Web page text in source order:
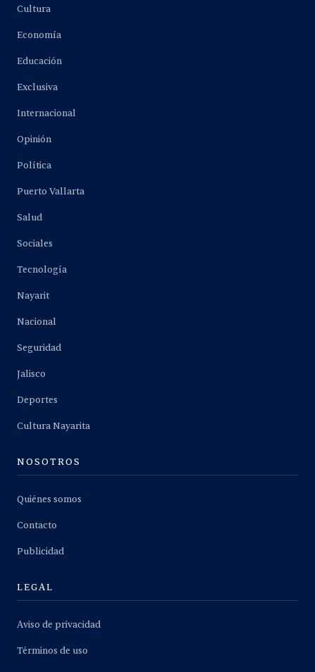
Cultura
Economía
Educación
Exclusiva
Internacional
Opinión
Política
Puerto Vallarta
Salud
Sociales
Tecnología
Nayarit
Nacional
Seguridad
Jalisco
Deportes
Cultura Nayarita
NOSOTROS
Quiénes somos
Contacto
Publicidad
LEGAL
Aviso de privacidad
Términos de uso